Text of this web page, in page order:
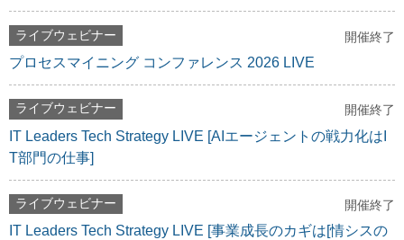
ライブウェビナー 開催終了
プロセスマイニング コンファレンス 2026 LIVE
ライブウェビナー 開催終了
IT Leaders Tech Strategy LIVE [AIエージェントの戦力化はI
T部門の仕事]
ライブウェビナー 開催終了
IT Leaders Tech Strategy LIVE [事業成長のカギは[情シスの